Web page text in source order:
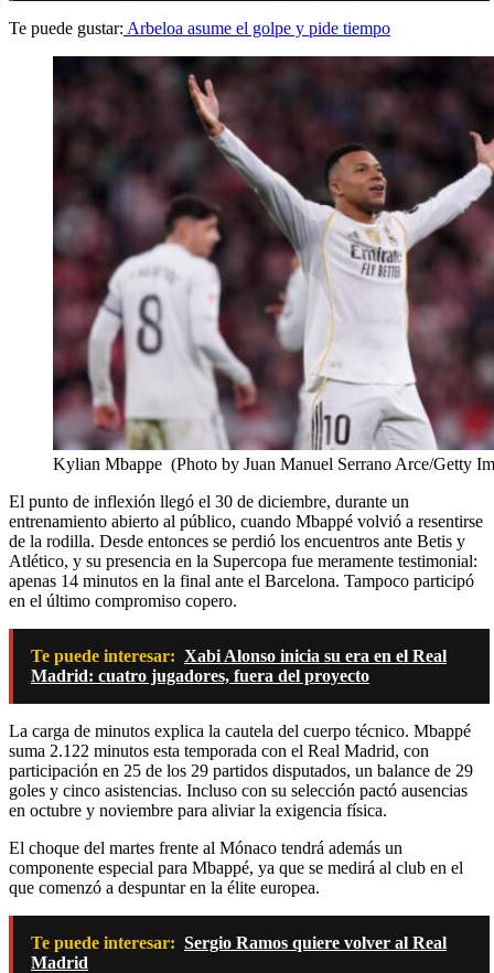
Te puede gustar: Arbeloa asume el golpe y pide tiempo
Kylian Mbappe (Photo by Juan Manuel Serrano Arce/Getty
El punto de inflexión llegó el 30 de diciembre, durante un
entrenamiento abierto al público, cuando Mbappé volvió a resentirse
de la rodilla. Desde entonces se perdió los encuentros ante Betis y
Atlético, y su presencia en la Supercopa fue meramente testimonial:
apenas 14 minutos en la final ante el Barcelona. Tampoco participó
en el último compromiso copero.
Te puede interesar: Xabi Alonso inicia su era en el Real
Madrid: cuatro jugadores, fuera del proyecto
La carga de minutos explica la cautela del cuerpo técnico. Mbappé
suma 2.122 minutos esta temporada con el Real Madrid, con
participación en 25 de los 29 partidos disputados, un balance de 29
goles y cinco asistencias. Incluso con su selección pactó ausencias
en octubre y noviembre para aliviar la exigencia física.
El choque del martes frente al Mónaco tendrá además un
componente especial para Mbappé, ya que se medirá al club en el
que comenzó a despuntar en la élite europea.
Te puede interesar: Sergio Ramos quiere volver al Real
Madrid